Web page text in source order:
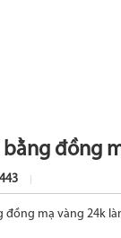
đồng
đồng mạ vàng 24k